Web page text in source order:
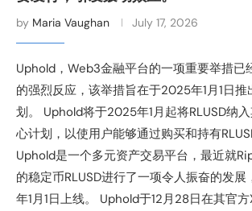
by Maria Vaughan July 17, 2026
Uphold，Web3金融平台的一项重要举措已
的强烈反应，该举措旨在于2025年1月1日
划。 Uphold将于2025年1月起将RLUSD纳
心计划，以使用户能够通过购买和持有
Uphold是一个多元资产交易平台，最近就
的稳定币RLUSD进行了一项令人振奋的发
年1月1日上线。 Uphold于12月28日在其官